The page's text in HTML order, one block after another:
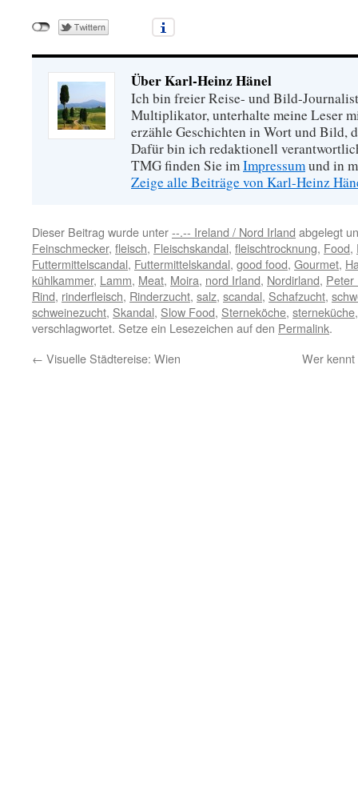
Über Karl-Heinz Hänel
Ich bin freier Reise- und Bild-
Multiplikator, unterhalte meine Leser
erzähle Geschichten in Wort und Bild,
Dafür bin ich redaktionell
TMG finden Sie imImpressumund in
Zeige alle Beiträge von Karl-Heinz
Dieser Beitrag wurde unter--.-- Ireland / Nord Irland abgelegt
Feinschmecker, fleisch, Fleischskandal, fleischtrocknung, Food,
Futtermittelscandal, Futtermittelskandal, good food, Gourmet,
kühlkammer, Lamm, Meat, Moira, nord Irland, Nordirland, Peter
Rind, rinderfleisch, Rinderzucht, salz, scandal, Schafzucht,
schweinezucht, Skandal, Slow Food, Sterneköche, sterneküche
verschlagwortet. Setze ein Lesezeichen auf den Permalink.
← Visuelle Städtereise: Wien Wer kennt